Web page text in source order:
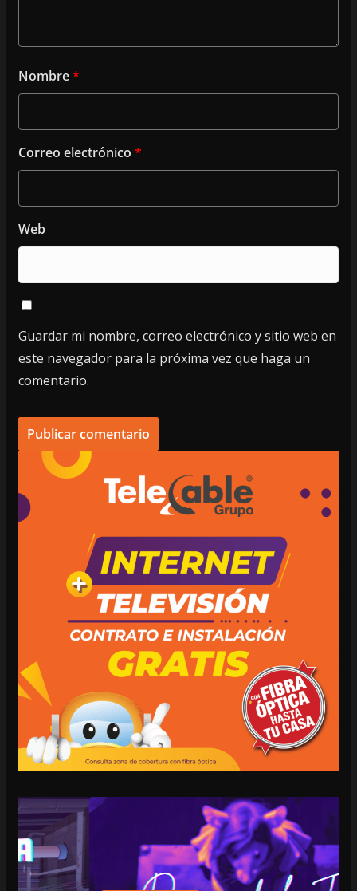
Nombre*
Correo electrónico *
Web
Guardar mi nombre, correo electrónico y sitio web en
este navegador para la próxima vez que haga un
comentario.